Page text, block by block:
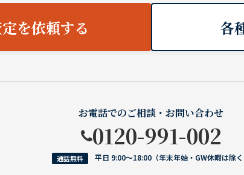
を依頼する 各
お電話でのご相談・お問い合わせ
0120-991-002
通話無料 平日 9:00〜18:00（年末年始・GW休暇は除く